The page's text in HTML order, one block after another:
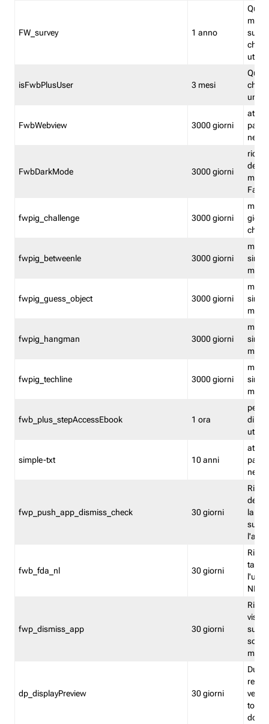
FW_survey 1 anno
utenti
isFwbPlusUser 3 mesi
che
una
FwbWebview 3000 giorni
attiva
FwbDarkMode 3000 giorni
fwpig_challenge 3000 giorni
fwpig_betweenle 3000 giorni
fwpig_guess_object 3000 giorni
fwpig_hangman 3000 giorni
fwpig_techline 3000 giorni
fwb_plus_stepAccessEbook 1 ora
di un
simple-txt 10 anni
attiva
fwp_push_app_dismiss_check 30 giorni
la
fwb_fda_nl 30 giorni
NL
fwp_dismiss_app 30 giorni
visto
dp_displayPreview 30 giorni
torna
dopo